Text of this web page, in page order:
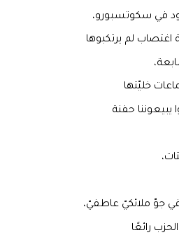
في سكوتسبورو،
لم يرتكبوها
خليّتها
يبيعوننا حفنة
جوّ ملائكيّ عاطفيّ،
رائعًا